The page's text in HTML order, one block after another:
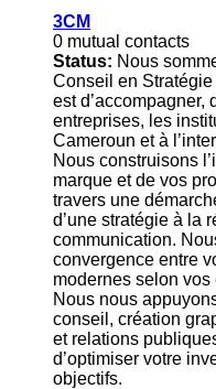
3CM
0 mutual contacts
Status: Nous
Conseil en
est d’accompagner,
entreprises, les
Cameroun et à
Nous construisons
marque et de vos
travers une
d’une stratégie à la
communication.
convergence entre
modernes selon
Nous nous
conseil, création
et relations
d’optimiser votre
objectifs.